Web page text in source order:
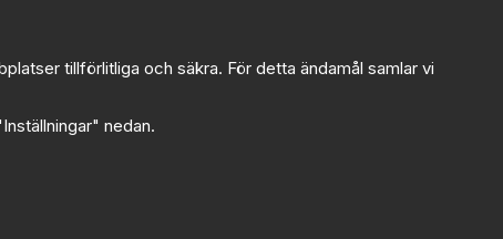
De uppgifter du matar in kommer endast användas till våra
tillförlitliga och säkra. För detta ändamål samlar vi
nedan.